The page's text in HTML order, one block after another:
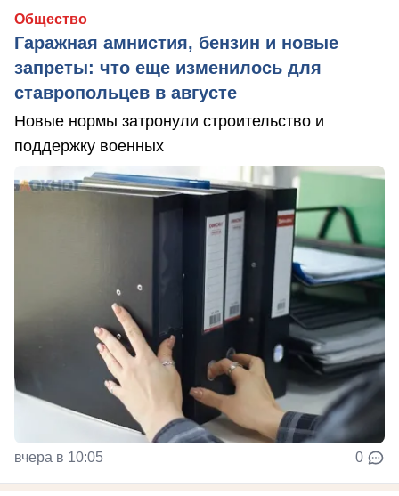
Общество
Гаражная амнистия, бензин и новые
запреты: что еще изменилось для
ставропольцев в августе
Новые нормы затронули строительство и
поддержку военных
вчера в 10:05 0